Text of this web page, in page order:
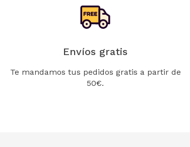
Envíos gratis
Te mandamos tus pedidos gratis a partir de
50€.